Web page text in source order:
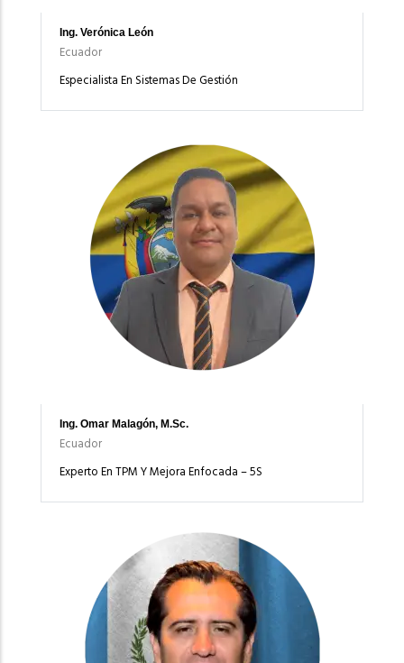
Ing. Verónica León
Ecuador
Especialista En Sistemas De Gestión
Ing. Omar Malagón, M.Sc.
Ecuador
Experto En TPM Y Mejora Enfocada – 5S